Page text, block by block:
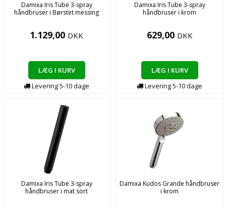
Damixa Iris Tube 3-spray
håndbruser i Børstet messing
1.129,00 DKK
LÆG I KURV
Levering5-10dage
Damixa Iris Tube 3-spray
håndbruser i krom
629,00 DKK
LÆG I KURV
Levering5-10dage
Damixa Iris Tube 3-spray
håndbruser i mat sort
Damixa Kudos Grande håndbruser
i krom